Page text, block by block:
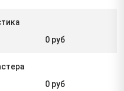
0 руб
0 руб